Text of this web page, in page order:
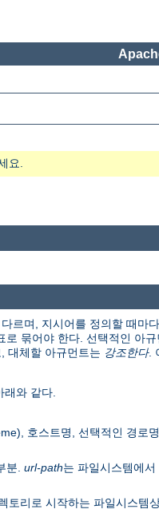
요.
르며, 지시어를 정의할 때마
묶어야 한다. 선택적인 아
대체할 아규먼트는 강조한다.
와 같다.
호스트명, 선택적인 경로
분. url-path는 파일시스템에
토리로 시작하는 파일시스템